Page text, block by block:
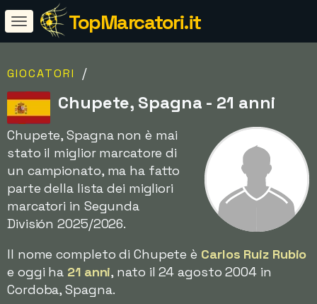
TopMarcatori.it
GIOCATORI /
Chupete, Spagna - 21 anni
Chupete, Spagna non è mai
stato il miglior marcatore di
un campionato, ma ha fatto
parte della lista dei migliori
marcatori in Segunda
División 2025/2026.
Il nome completo di Chupete è Carlos Ruiz Rubio
e oggi ha 21 anni, nato il 24 agosto 2004 in
Cordoba, Spagna.